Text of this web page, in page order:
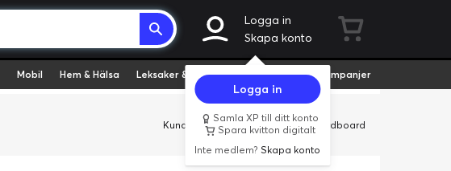
Logga in
Skapa konto
Logga in
Samla XP till ditt konto
Spara kvitton digitalt
Inte medlem?Skapa konto
Mobil Hem & Hälsa Leksaker & Hobby Fyndvaror Kampanjer
Kundservice Butiker Företag Cardboard